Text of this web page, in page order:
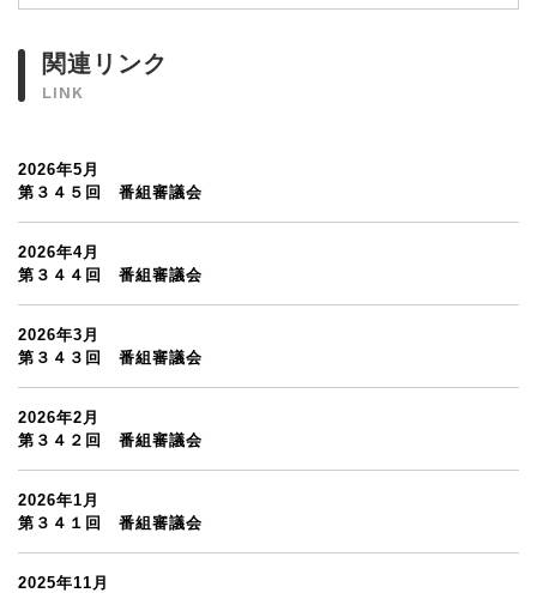
関連リンク
LINK
2026年5月
第３４５回 番組審議会
2026年4月
第３４４回 番組審議会
2026年3月
第３４３回 番組審議会
2026年2月
第３４２回 番組審議会
2026年1月
第３４１回 番組審議会
2025年11月